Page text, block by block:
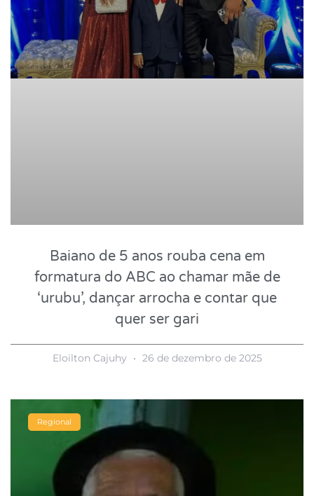
Baiano de 5 anos rouba cena em
formatura do ABC ao chamar mãe de
‘urubu’, dançar arrocha e contar que
quer ser gari
Eloilton Cajuhy 26 de dezembro de 2025
Regional